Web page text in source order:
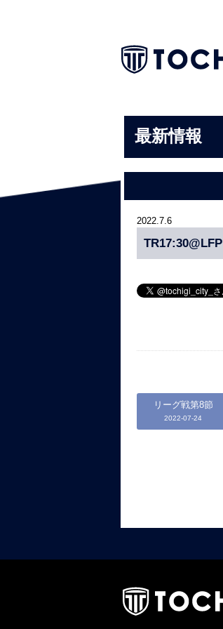
最新情報
2022.7.6
TR17:30@LFP
リーグ戦第8節
2022-07-24